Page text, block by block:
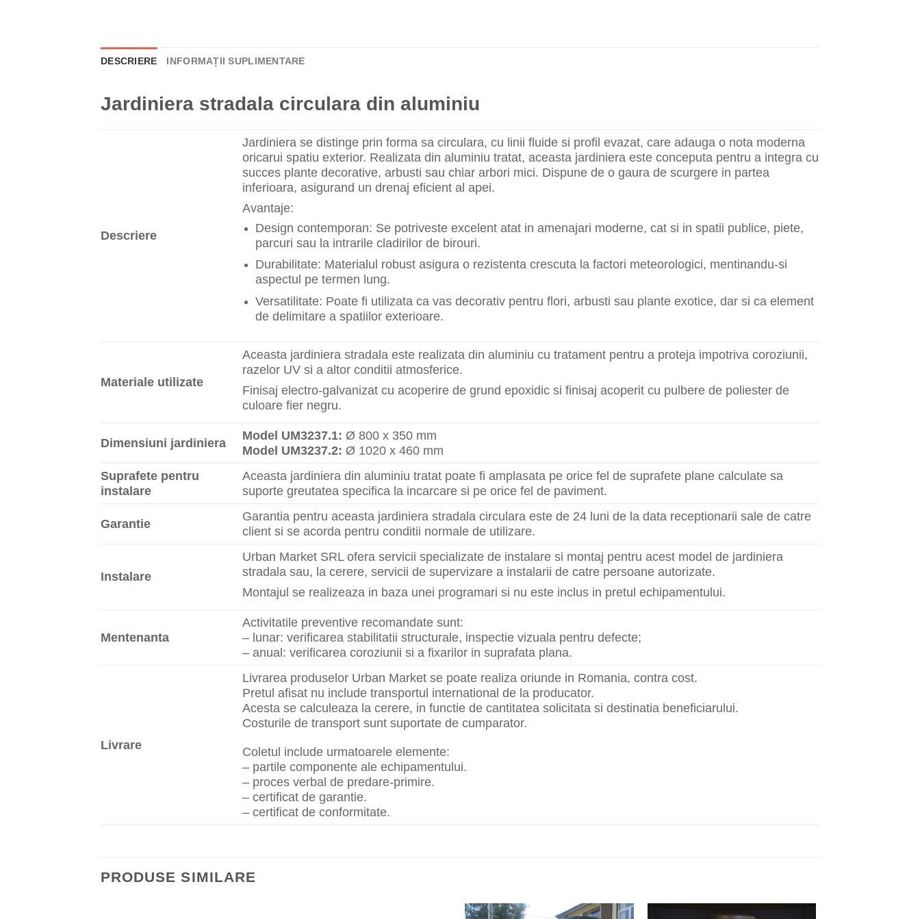
DESCRIERE INFORMAȚII SUPLIMENTARE
Jardiniera stradala circulara din aluminiu
Descriere
Jardiniera se distinge prin forma sa circulara, cu linii fluide si profil evazat, care adauga o nota moderna
oricarui spatiu exterior. Realizata din aluminiu tratat, aceasta jardiniera este conceputa pentru a integra cu
succes plante decorative, arbusti sau chiar arbori mici. Dispune de o gaura de scurgere in partea
inferioara, asigurand un drenaj eficient al apei.
Avantaje:
Design contemporan: Se potriveste excelent atat in amenajari moderne, cat si in spatii publice, piete,
parcuri sau la intrarile cladirilor de birouri.
Durabilitate: Materialul robust asigura o rezistenta crescuta la factori meteorologici, mentinandu-si
aspectul pe termen lung.
Versatilitate: Poate fi utilizata ca vas decorativ pentru flori, arbusti sau plante exotice, dar si ca element
de delimitare a spatiilor exterioare.
Materiale utilizate
Aceasta jardiniera stradala este realizata din aluminiu cu tratament pentru a proteja impotriva coroziunii,
razelor UV si a altor conditii atmosferice.
Finisaj electro-galvanizat cu acoperire de grund epoxidic si finisaj acoperit cu pulbere de poliester de
culoare fier negru.
Dimensiuni jardiniera
Model UM3237.1: Ø 800 x 350 mm
Model UM3237.2: Ø 1020 x 460 mm
Suprafete pentru
instalare
Aceasta jardiniera din aluminiu tratat poate fi amplasata pe orice fel de suprafete plane calculate sa
suporte greutatea specifica la incarcare si pe orice fel de paviment.
Garantie
Garantia pentru aceasta jardiniera stradala circulara este de 24 luni de la data receptionarii sale de catre
client si se acorda pentru conditii normale de utilizare.
Instalare
Urban Market SRL ofera servicii specializate de instalare si montaj pentru acest model de jardiniera
stradala sau, la cerere, servicii de supervizare a instalarii de catre persoane autorizate.
Montajul se realizeaza in baza unei programari si nu este inclus in pretul echipamentului.
Mentenanta
Activitatile preventive recomandate sunt:
– lunar: verificarea stabilitatii structurale, inspectie vizuala pentru defecte;
– anual: verificarea coroziunii si a fixarilor in suprafata plana.
Livrare
Livrarea produselor Urban Market se poate realiza oriunde in Romania, contra cost.
Pretul afisat nu include transportul international de la producator.
Acesta se calculeaza la cerere, in functie de cantitatea solicitata si destinatia beneficiarului.
Costurile de transport sunt suportate de cumparator.
Coletul include urmatoarele elemente:
– partile componente ale echipamentului.
– proces verbal de predare-primire.
– certificat de garantie.
– certificat de conformitate.
PRODUSE SIMILARE